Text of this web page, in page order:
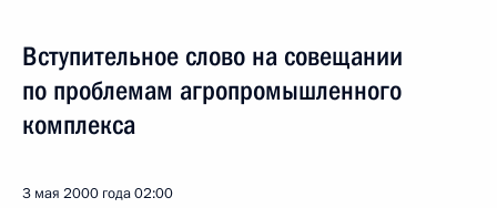
Вступительное слово на совещании
по проблемам агропромышленного
комплекса
3 мая 2000 года02:00